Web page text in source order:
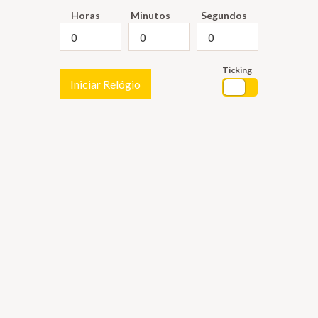
Horas Minutos Segundos
Iniciar Relógio
Ticking